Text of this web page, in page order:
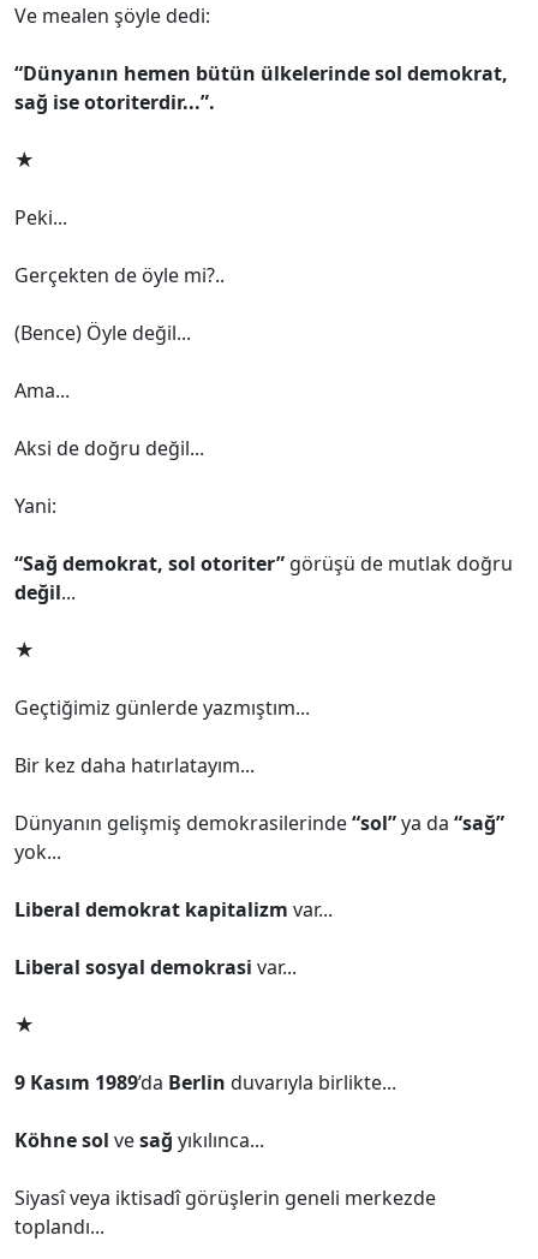
Ve mealen şöyle dedi:
“Dünyanın hemen bütün ülkelerinde sol demokrat,
sağ ise otoriterdir...”.
★
Peki...
Gerçekten de öyle mi?..
(Bence) Öyle değil...
Ama...
Aksi de doğru değil...
Yani:
“Sağ demokrat, sol otoriter” görüşü de mutlak doğru
değil...
★
Geçtiğimiz günlerde yazmıştım...
Bir kez daha hatırlatayım...
Dünyanın gelişmiş demokrasilerinde“sol”ya da “sağ”
yok...
Liberal demokrat kapitalizm var...
Liberal sosyal demokrasi var...
★
9 Kasım 1989’da Berlin duvarıyla birlikte...
Köhne sol vesağ yıkılınca...
Siyasî veya iktisadî görüşlerin geneli merkezde
toplandı...